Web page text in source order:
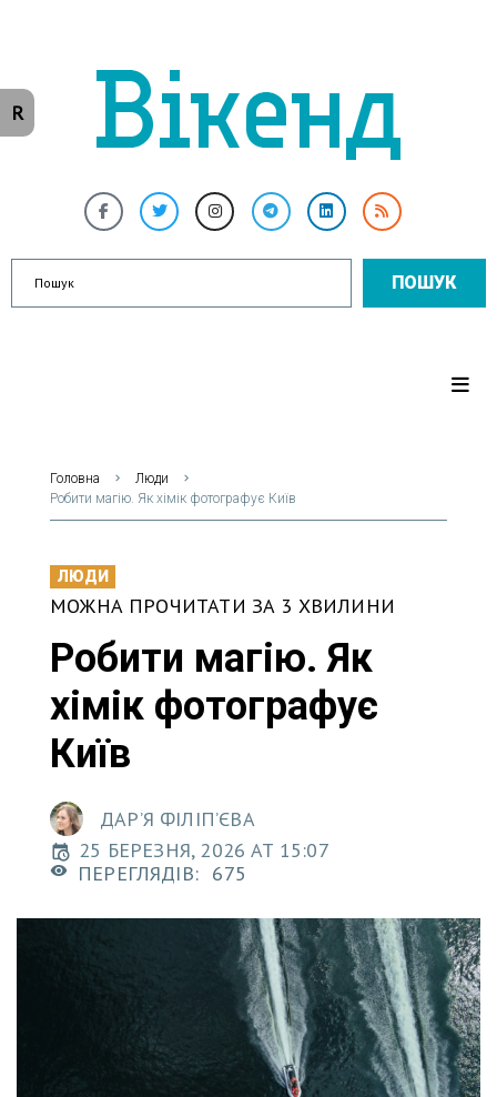
ПОШУК
Головна
Люди
Робити магію. Як хімік фотографує Київ
ЛЮДИ
МОЖНА ПРОЧИТАТИ ЗА 3 ХВИЛИНИ
Робити магію. Як
хімік фотографує
Київ
ДАРʼЯ ФІЛІПʼЄВА
25 БЕРЕЗНЯ, 2026 AT 15:07
ПЕРЕГЛЯДІВ: 675
R